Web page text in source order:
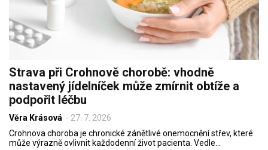
Strava při Crohnově chorobě: vhodně
nastavený jídelníček může zmírnit obtíže a
podpořit léčbu
Věra Krásová - 27. 7. 2026
Crohnova choroba je chronické zánětlivé onemocnění střev, které
může výrazně ovlivnit každodenní život pacienta. Vedle…